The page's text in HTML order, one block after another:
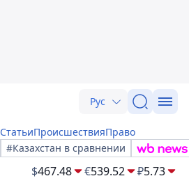
Рус
СтатьиПроисшествияПраво
#Казахстан в сравнении
$467.48 €539.52 ₽5.73